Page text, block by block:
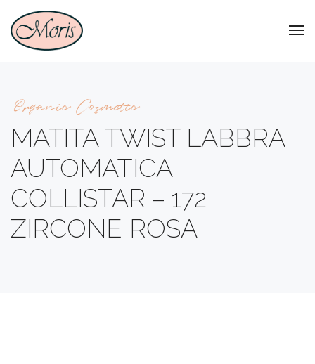
Organic Cosmetic
MATITA TWIST LABBRA
AUTOMATICA
COLLISTAR – 172
ZIRCONE ROSA